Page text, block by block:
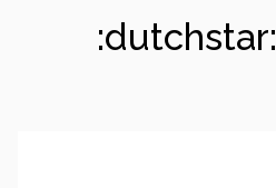
:dutchstar: